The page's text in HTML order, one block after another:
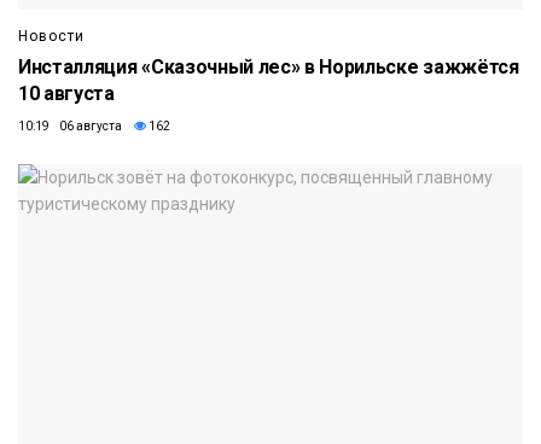
Новости
Инсталляция «Сказочный лес» в Норильске зажжётся
10 августа
10:19 06 августа 162